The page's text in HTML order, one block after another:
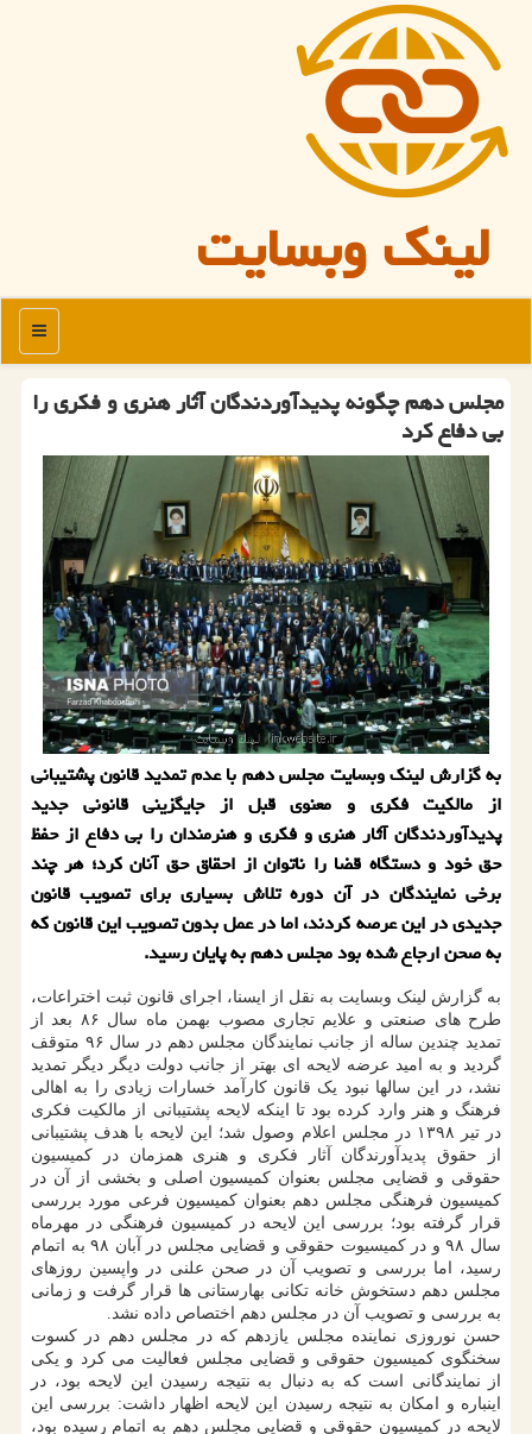
لینک وبسایت
منو
مجلس دهم چگونه پدیدآوردندگان آثار هنری و فكری را
بی دفاع كرد
به گزارش لینك وبسایت مجلس دهم با عدم تمدید قانون پشتیبانی
از مالكیت فكری و معنوی قبل از جایگزینی قانونی جدید
پدیدآوردندگان آثار هنری و فكری و هنرمندان را بی دفاع از حفظ
حق خود و دستگاه قضا را ناتوان از احقاق حق آنان كرد؛ هر چند
برخی نمایندگان در آن دوره تلاش بسیاری برای تصویب قانون
جدیدی در این عرصه كردند، اما در عمل بدون تصویب این قانون كه
به صحن ارجاع شده بود مجلس دهم به پایان رسید.
به گزارش لینک وبسایت به نقل از ایسنا، اجرای قانون ثبت اختراعات،
طرح های صنعتی و علایم تجاری مصوب بهمن ماه سال ۸۶ بعد از
تمدید چندین ساله از جانب نمایندگان مجلس دهم در سال ۹۶ متوقف
گردید و به امید عرضه لایحه ای بهتر از جانب دولت دیگر دیگر تمدید
نشد، در این سالها نبود یک قانون کارآمد خسارات زیادی را به اهالی
فرهنگ و هنر وارد کرده بود تا اینکه لایحه پشتیبانی از مالکیت فکری
در تیر ۱۳۹۸ در مجلس اعلام وصول شد؛ این لایحه با هدف پشتیبانی
از حقوق پدیدآورندگان آثار فکری و هنری همزمان در کمیسیون
حقوقی و قضایی مجلس بعنوان کمیسیون اصلی و بخشی از آن در
کمیسیون فرهنگی مجلس دهم بعنوان کمیسیون فرعی مورد بررسی
قرار گرفته بود؛ بررسی این لایحه در کمیسیون فرهنگی در مهرماه
سال ۹۸ و در کمیسیوت حقوقی و قضایی مجلس در آبان ۹۸ به اتمام
رسید، اما بررسی و تصویب آن در صحن علنی در واپسین روزهای
مجلس دهم دستخوش خانه تکانی بهارستانی ها قرار گرفت و زمانی
به بررسی و تصویب آن در مجلس دهم اختصاص داده نشد.
حسن نوروزی نماینده مجلس یازدهم که در مجلس دهم در کسوت
سخنگوی کمیسیون حقوقی و قضایی مجلس فعالیت می کرد و یکی
از نمایندگانی است که به دنبال به نتیجه رسیدن این لایحه بود، در
اینباره و امکان به نتیجه رسیدن این لایحه اظهار داشت: بررسی این
لایحه در کمیسیون حقوقی و قضایی مجلس دهم به اتمام رسیده بود،